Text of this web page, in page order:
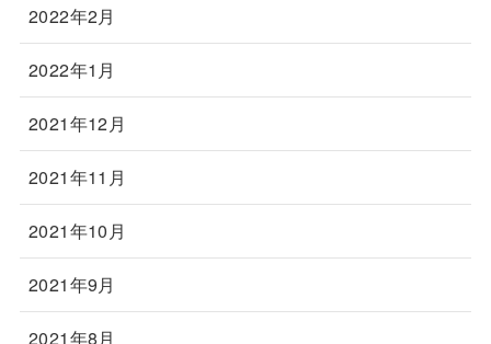
2022年2月
2022年1月
2021年12月
2021年11月
2021年10月
2021年9月
2021年8月